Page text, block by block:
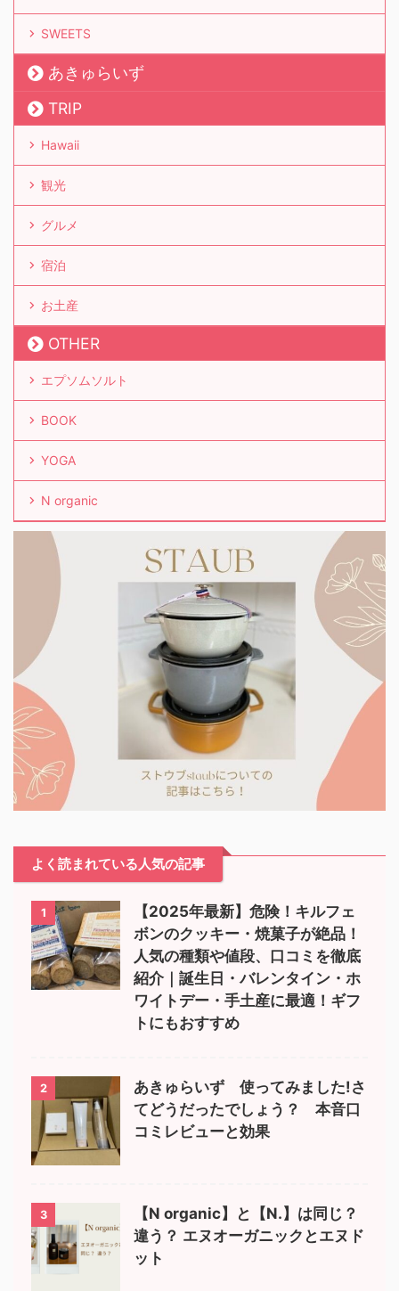
SWEETS
あきゅらいず
TRIP
Hawaii
観光
グルメ
宿泊
お土産
OTHER
エプソムソルト
BOOK
YOGA
N organic
よく読まれている人気の記事
1
【2025年最新】危険！キルフェ
ボンのクッキー・焼菓子が絶品！
人気の種類や値段、口コミを徹底
紹介｜誕生日・バレンタイン・ホ
ワイトデー・手土産に最適！ギフ
トにもおすすめ
2
あきゅらいず 使ってみました!さ
てどうだったでしょう？ 本音口
コミレビューと効果
3
【N organic】と【N.】は同じ？
違う？ エヌオーガニックとエヌド
ット